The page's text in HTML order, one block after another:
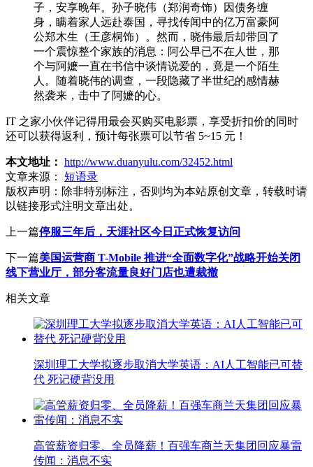
子，安享晚年。孙子晓伟（郑润奇饰）因债务缠
身，瞒着家人远赴泰国，寻找传闻中的亿万富豪阿
公郑木生（王彦桐饰）。然而，晓伟最后却带回了
一个震惊整个家族的消息：阿公早已不在人世，那
个与阿嬷一直在书信中谈情说爱的，竟是一个陌生
人。随着晓伟的调查，一段隐藏了半世纪的感情赫
然袭来，击中了阿嬷的心。
IT 之家小伙伴记得用最会买购买电影票，享受折扣价的同时
还可以获得返利，预计每张票可以节省 5~15 元！
本文地址： http://www.duanyulu.com/32452.html
文章来源：
短语录
版权声明： 除非特别标注，否则均为本站原创文章，转载时请
以链接形式注明文章出处。
上一篇停服三年后，天涯社区今日正式恢复访问
下一篇美国运营商 T-Mobile 推进“全面数字化”战略开始关闭
线下营业厅，部分客流量良好门店也遭裁撤
相关文章
深圳理工大学拟逐步取消大学英语：AI人工智能已可替
代 死记硬背没用
高管薪资归零、全员降薪！百强车商兰天集团回应暴雷
传闻：消息不实